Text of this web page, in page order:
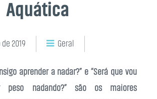
Aquática
2019 Geral
aprender a nadar?” e “Será que vou
peso nadando?” são os maiores